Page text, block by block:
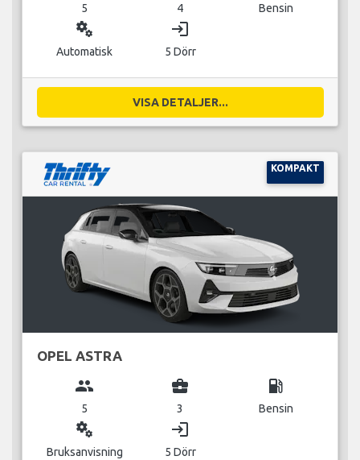
5 4 Bensin
miscellaneous_services
Automatisk
login
5 Dörr
VISA DETALJER...
KOMPAKT
OPEL ASTRA
group
5
business_center
3
local_gas_station
Bensin
miscellaneous_services
Bruksanvisning
login
5 Dörr